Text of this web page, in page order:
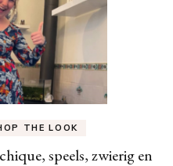
THE LOOK
speels, zwierig en